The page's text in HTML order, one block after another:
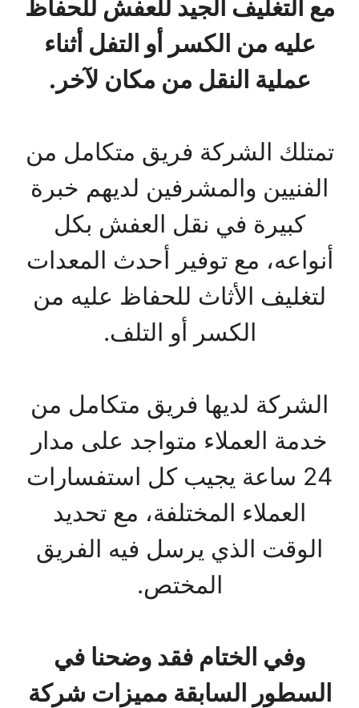
مع التغليف الجيد للعفش للحفاظ
عليه من الكسر أو التفل أثناء
عملية النقل من مكان لآخر.
تمتلك الشركة فريق متكامل من
الفنيين والمشرفين لديهم خبرة
كبيرة في نقل العفش بكل
أنواعه، مع توفير أحدث المعدات
لتغليف الأثاث للحفاظ عليه من
الكسر أو التلف.
الشركة لديها فريق متكامل من
خدمة العملاء متواجد على مدار
24 ساعة يجيب كل استفسارات
العملاء المختلفة، مع تحديد
الوقت الذي يرسل فيه الفريق
المختص.
وفي الختام فقد وضحنا في
السطور السابقة مميزات شركة